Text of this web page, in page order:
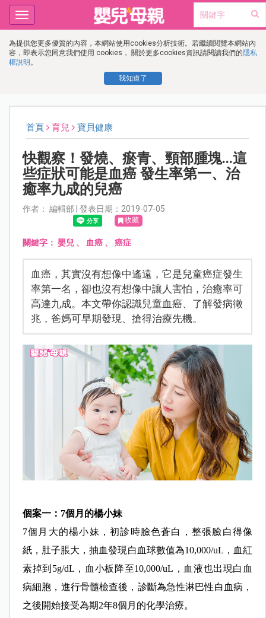
為提供您更多優質的內容，本網站使用cookies分析技術。若繼續閱覽本網站內
容，即表示您同意我們使用 cookies， 關於更多cookies資訊請閱讀我們的隱私
權說明 。
我知道了
Toggle
navigation
首頁 育兒 寶貝健康
快觀察！發燒、瘀青、頸部腫塊...這
些症狀可能是血癌 發生率第一、治
癒率九成的兒癌
作者： 編輯部 | 發表日期：2019-07-05
收藏
關鍵字： 嬰兒、 血癌、 癌症
血癌，其實沒有想像中遙遠，它是兒童癌症發生
率第一名，卻也沒有想像中讓人害怕，治癒率可
高達九成。本文帶你認識兒童血癌、了解發病徵
兆，爸媽可早期發現、搶得治療先機。
個案一：7個月的楊小妹
7個月大的楊小妹，初診時臉色蒼白，整張臉白得像
紙，肚子脹大，抽血發現白血球數值為10,000/uL，血紅
素掉到5g/dL，血小板降至10,000/uL，血液也出現白血
病細胞，進行骨髓檢查後，診斷為急性淋巴性白血病，
之後開始接受為期2年8個月的化學治療。